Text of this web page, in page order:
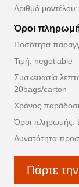
Αριθμό
Όροι
Ποσότητα
Τιμή: negotiable
Συσκευασία
20bags/carton
Χρόνος
Όροι πληρωμής:
Δυνατότητα
Πάρτε